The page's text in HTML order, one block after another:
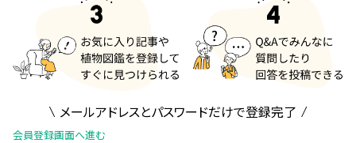
メールアドレスとパスワードだけで登録完了
会員登録画面へ進む